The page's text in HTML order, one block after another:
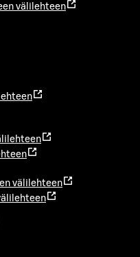
välilehteen
välilehteen